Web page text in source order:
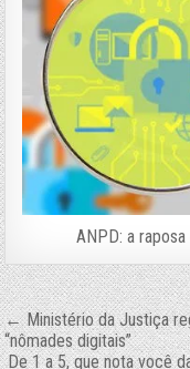
ANPD: a
Navegação
← Ministério da Justiça
“nômades digitais”
De 1 a 5, que nota você